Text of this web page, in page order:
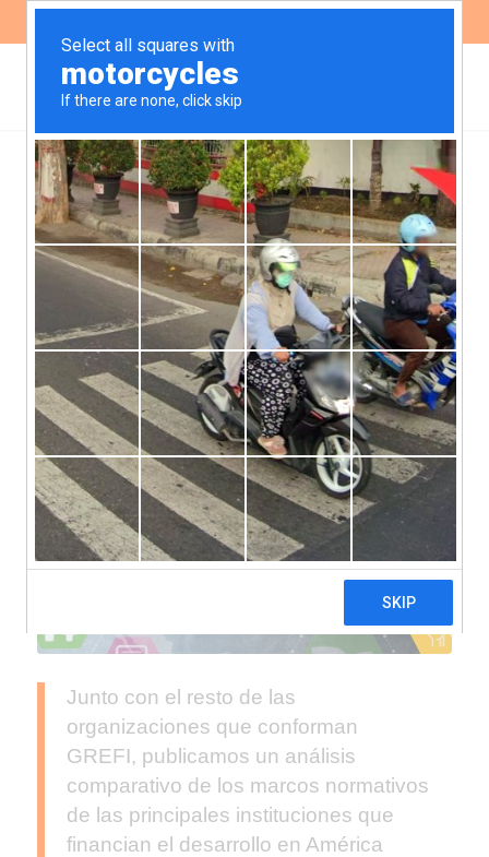
Nuevo análisis sobre
normatividad en
instituciones de
desarrollo presentes en
América Latina
Junto con el resto de las
organizaciones que conforman
GREFI, publicamos un análisis
comparativo de los marcos normativos
de las principales instituciones que
financian el desarrollo en América